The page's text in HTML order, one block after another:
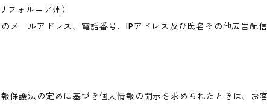
ォルニア州）
メールアドレス、電話番号、IPアドレス及び氏名その他広告配
保護法の定めに基づき個人情報の開示を求められたときは、お